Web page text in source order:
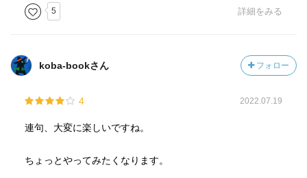
っていたことを年取ったらしていたり、こんなに好きな人
にもう出会えるわけがないと泣いていたらあっさり次の恋
なふうに私が暢気にしていられるのは、目標を見据えて計
画的に動くタイプの人が世の中を動かしてくれているから
のない芸術作品も見事ですばらしいけど、「気付けば遠く
に来たもんだ～あっはっは（でも一歩一歩は確実に繋がっ
5 詳細をみる
koba-bookさん フォロー
4 2022.07.19
連句、大変に楽しいですね。
ちょっとやってみたくなります。